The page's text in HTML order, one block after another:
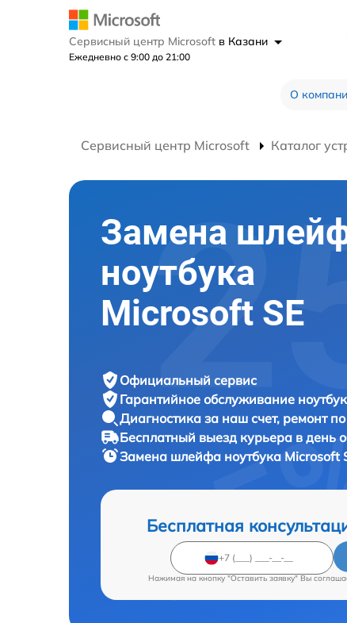
Сервисный центр Microsoft в Казани
Ежедневно с 9:00 до 21:00
О
Сервисный центр Microsoft Каталог
Замена
ноутбука
Microsoft SE
Официальный сервис
Гарантийное обслуживание
Диагностика за наш счет, ремонт
Бесплатный выезд курьера в день
Замена шлейфа ноутбука Microsoft
Бесплатная
Нажимая на кнопку "Оставить заявку" Вы